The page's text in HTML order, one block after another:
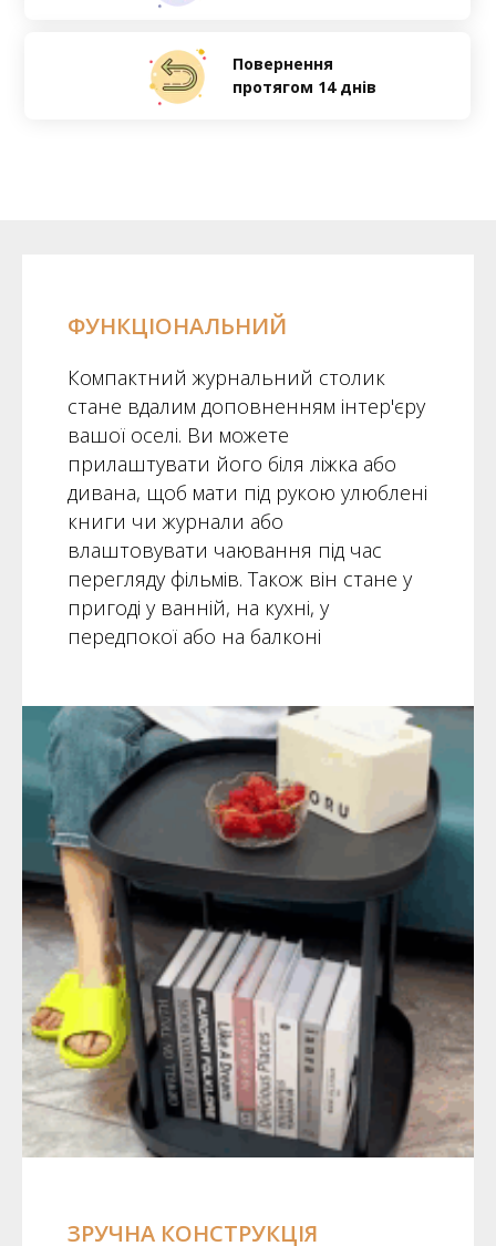
Повернення
протягом 14 днів
ФУНКЦІОНАЛЬНИЙ
Компактний журнальний столик
стане вдалим доповненням інтер'єру
вашої оселі. Ви можете
прилаштувати його біля ліжка або
дивана, щоб мати під рукою улюблені
книги чи журнали або
влаштовувати чаювання під час
перегляду фільмів. Також він стане у
пригоді у ванній, на кухні, у
передпокої або на балконі
ЗРУЧНА КОНСТРУКЦІЯ